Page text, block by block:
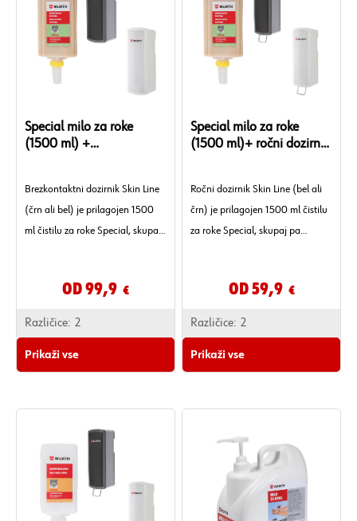
Special milo za roke
(1500 ml) +
Od 99,9 €
Brezkontaktni dozirnik Skin Line
(črn ali bel) je prilagojen 1500
ml čistilu za roke Special, skupaj
manjšo porabo.
Različice: 2
Prikaži vse
Special milo za roke
(1500 ml)+ ročni dozirnik
Od 59,9 €
Ročni dozirnik Skin Line (bel ali
črn) je prilagojen 1500 ml čistilu
za roke Special, skupaj pa
Različice: 2
Prikaži vse